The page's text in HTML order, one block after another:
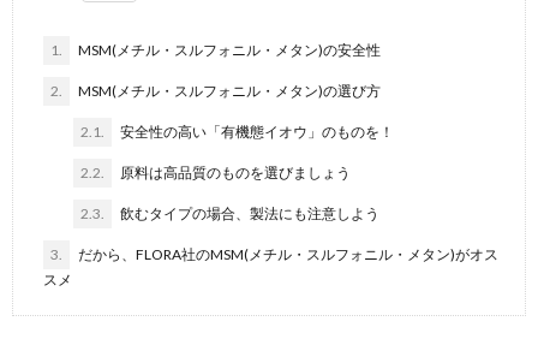
1. MSM(メチル・スルフォニル・メタン)の安全性
2. MSM(メチル・スルフォニル・メタン)の選び方
2.1. 安全性の高い「有機態イオウ」のものを！
2.2. 原料は高品質のものを選びましょう
2.3. 飲むタイプの場合、製法にも注意しよう
3.
だから、FLORA社のMSM(メチル・スルフォニル・メタン)がオス
スメ